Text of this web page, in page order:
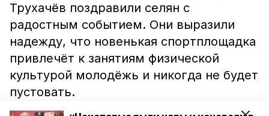
Трухачёв поздравили селян с
радостным событием. Они выразили
надежду, что новенькая спортплощадка
привлечёт к занятиям физической
культурой молодёжь и никогда не будет
пустовать.